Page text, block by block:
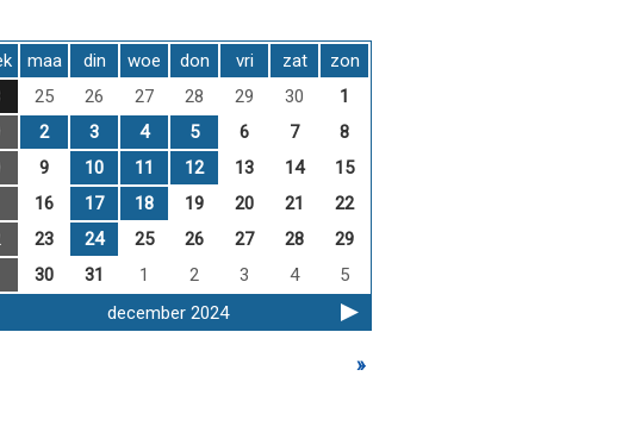
maa din woe don vri zat
zon
25 26 27 28 29 30
1
2 3 4 5 6 7
8
9 10 11 12 13 14
15
16 17 18 19 20 21
22
23 24 25 26 27 28
29
30 31 1 2 3 4
5
december 2024
»